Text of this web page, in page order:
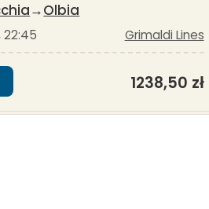
→Olbia
22:45 Grimaldi Lines
1238,50 zł